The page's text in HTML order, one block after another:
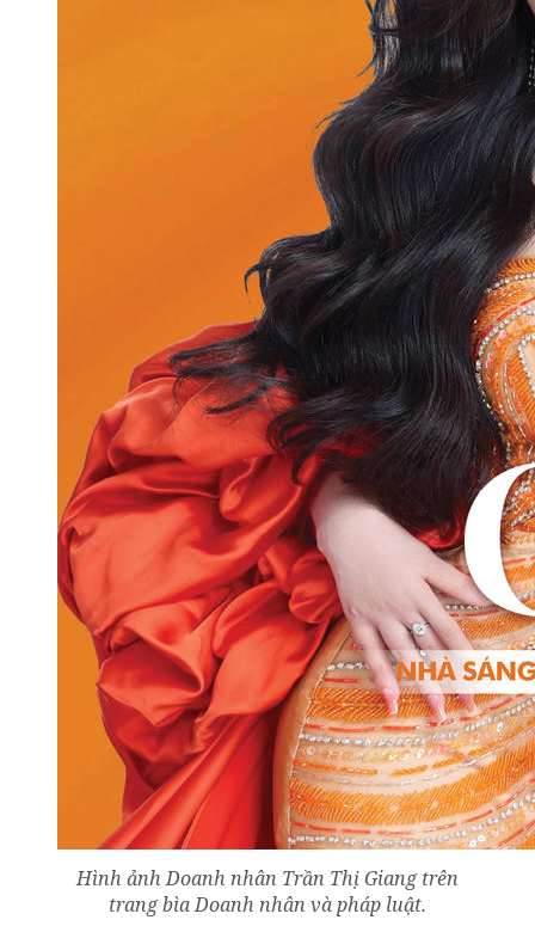
Hình ảnh Doanh nhân Trần Thị Giang trên
trang bìa Doanh nhân và pháp luật.